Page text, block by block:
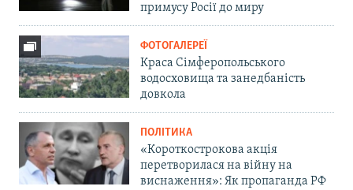
примусу Росії до миру
ФОТОГАЛЕРЕЇ
Краса Сімферопольського
водосховища та занедбаність
довкола
ПОЛІТИКА
«Короткострокова акція
перетворилася на війну на
виснаження»: Як пропаганда РФ